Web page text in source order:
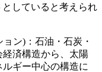
していると考えられ
ン)：石油・石炭・
済構造から、太陽
ギー中心の構造に